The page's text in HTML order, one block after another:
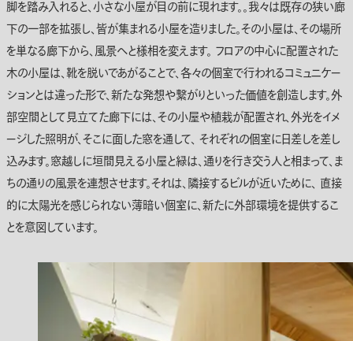
脚を踏み入れると、小さな小屋が目の前に現れます。。我々は既存の狭い廊
下の一部を拡張し、皆が集まれる小屋を造りました。その小屋は、その場所
を単なる廊下から、風景へと様相を変えます。 フロアの中心に配置された
木の小屋は、靴を脱いであがることで、各々の個室で行われるコミュニケー
ションとは違った形で、新たな発想や繋がりといった価値を創造します。外
部空間として見立てた廊下には、その小屋や植栽が配置され、外光をイメ
ージした照明が、そこに面した窓を通して、 それぞれの個室に日差しを差し
込みます。窓越しに垣間見える小屋と緑は、通りを行き交う人と相まって、ま
ちの通りの風景を連想させます。それは、隣接するビルが近いために、 直接
的に太陽光を感じられない薄暗い個室に、新たに外部環境を提供するこ
とを意図しています。